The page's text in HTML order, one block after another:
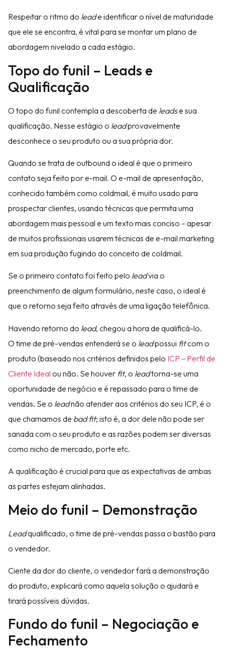
Respeitar o ritmo do leade identificar o nível de maturidade
que ele se encontra, é vital para se montar um plano de
abordagem nivelado a cada estágio.
Topo do funil – Leads e
Qualificação
O topo do funil contempla a descoberta de leadse sua
qualificação. Nesse estágio o leadprovavelmente
desconhece o seu produto ou a sua própria dor.
Quando se trata de outbound o ideal é que o primeiro
contato seja feito por e-mail. O e-mail de apresentação,
conhecido também como coldmail, é muito usado para
prospectar clientes, usando técnicas que permita uma
abordagem mais pessoal e um texto mais conciso – apesar
de muitos profissionais usarem técnicas de e-mail marketing
em sua produção fugindo do conceito de coldmail.
Se o primeiro contato foi feito pelo leadvia o
preenchimento de algum formulário, neste caso, o ideal é
que o retorno seja feito através de uma ligação telefônica.
Havendo retorno do lead, chegou a hora de qualificá-lo.
O time de pré-vendas entenderá se o leadpossui fitcom o
produto (baseado nos critérios definidos pelo ICP – Perfil de
Cliente Ideal ou não. Se houver fit, o leadtorna-se uma
oportunidade de negócio e é repassado para o time de
vendas. Se o leadnão atender aos critérios do seu ICP, é o
que chamamos de bad fit; isto é, a dor dele não pode ser
sanada com o seu produto e as razões podem ser diversas
como nicho de mercado, porte etc.
A qualificação é crucial para que as expectativas de ambas
as partes estejam alinhadas.
Meio do funil – Demonstração
Leadqualificado, o time de pré-vendas passa o bastão para
o vendedor.
Ciente da dor do cliente, o vendedor fará a demonstração
do produto, explicará como aquela solução o ajudará e
tirará possíveis dúvidas.
Fundo do funil – Negociação e
Fechamento